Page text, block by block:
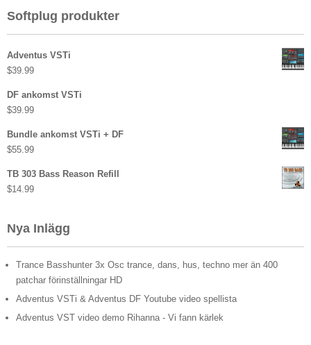
Softplug produkter
Adventus VSTi
$39.99
DF ankomst VSTi
$39.99
Bundle ankomst VSTi + DF
$55.99
TB 303 Bass Reason Refill
$14.99
Nya Inlägg
Trance Basshunter 3x Osc trance, dans, hus, techno mer än 400
patchar förinställningar HD
Adventus VSTi & Adventus DF Youtube video spellista
Adventus VST video demo Rihanna - Vi fann kärlek